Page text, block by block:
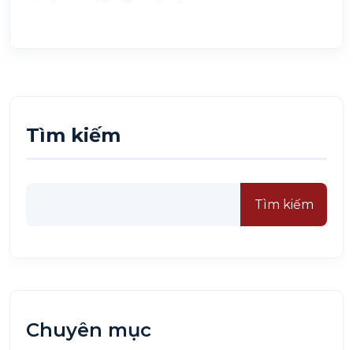
Tìm kiếm
Tìm kiếm
Chuyên mục